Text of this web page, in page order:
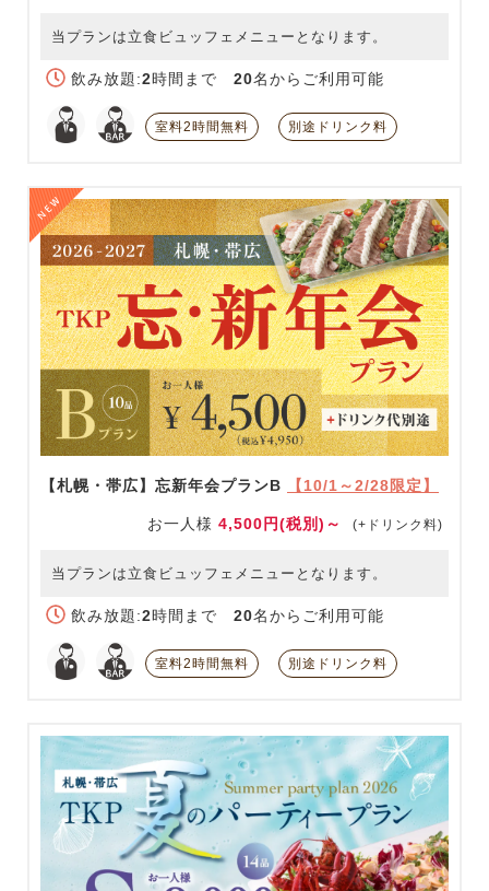
当プランは立食ビュッフェメニューとなります。
飲み放題:2時間まで 20名からご利用可能
室料2時間無料 別途ドリンク料
【札幌・帯広】忘新年会プランB 【10/1～2/28限定】
お一人様 4,500円(税別)～ (+ドリンク料)
当プランは立食ビュッフェメニューとなります。
飲み放題:2時間まで 20名からご利用可能
室料2時間無料 別途ドリンク料